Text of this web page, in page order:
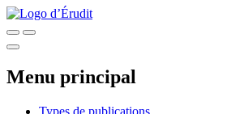
Menu principal
Types de publications